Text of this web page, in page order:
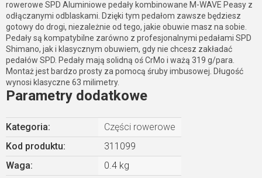
rowerowe SPD Aluminiowe pedały kombinowane M-WAVE Peasy z
odłączanymi odblaskami. Dzięki tym pedałom zawsze będziesz
gotowy do drogi, niezależnie od tego, jakie obuwie masz na sobie.
Pedały są kompatybilne zarówno z profesjonalnymi pedałami SPD
Shimano, jak i klasycznym obuwiem, gdy nie chcesz zakładać
pedałów SPD. Pedały mają solidną oś CrMo i ważą 319 g/para.
Montaż jest bardzo prosty za pomocą śruby imbusowej. Długość
wynosi klasyczne 63 milimetry.
Parametry dodatkowe
Kategoria:
Części rowerowe
Kod produktu:
311099
Waga:
0.4 kg